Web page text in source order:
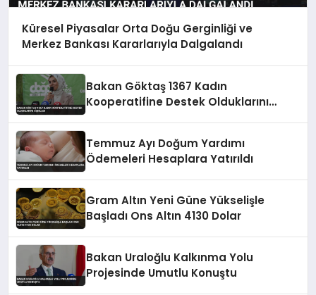
Küresel Piyasalar Orta Doğu Gerginliği ve
Merkez Bankası Kararlarıyla Dalgalandı
Bakan Göktaş 1367 Kadın
Kooperatifine Destek Olduklarını
Temmuz Ayı Doğum Yardımı
Ödemeleri Hesaplara Yatırıldı
Gram Altın Yeni Güne Yükselişle
Başladı Ons Altın 4130 Dolar
Bakan Uraloğlu Kalkınma Yolu
Projesinde Umutlu Konuştu